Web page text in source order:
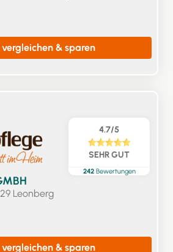
& sparen
4.7/5
SEHR GUT
242 Bewertungen
Leonberg
& sparen